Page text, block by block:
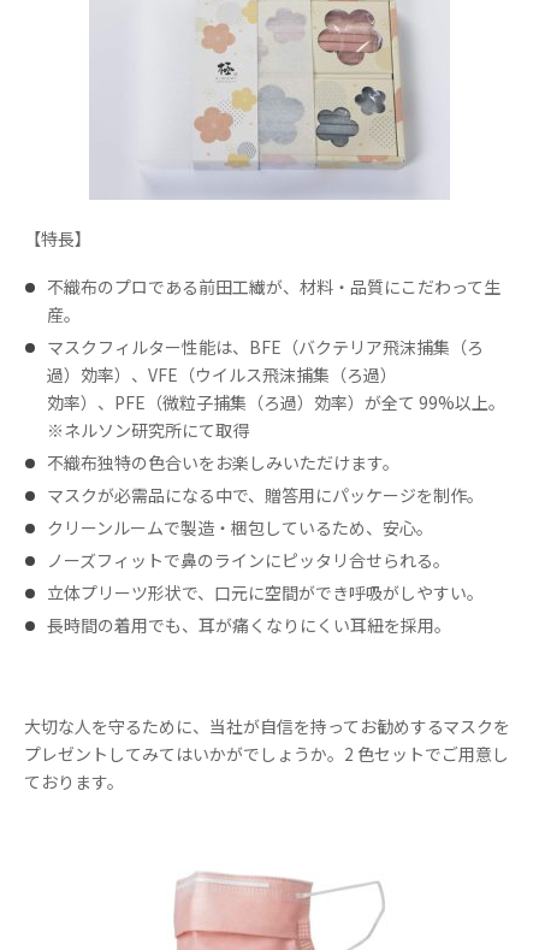
【特長】
不織布のプロである前田工繊が、材料・品質にこだわって生
産。
マスクフィルター性能は、BFE（バクテリア飛沫捕集（ろ
過）効率）、VFE（ウイルス飛沫捕集（ろ過）
効率）、PFE（微粒子捕集（ろ過）効率）が全て 99%以上。
※ネルソン研究所にて取得
不織布独特の色合いをお楽しみいただけます。
マスクが必需品になる中で、贈答用にパッケージを制作。
クリーンルームで製造・梱包しているため、安心。
ノーズフィットで鼻のラインにピッタリ合せられる。
立体プリーツ形状で、口元に空間ができ呼吸がしやすい。
長時間の着用でも、耳が痛くなりにくい耳紐を採用。
大切な人を守るために、当社が自信を持ってお勧めするマスクを
プレゼントしてみてはいかがでしょうか。2 色セットでご用意し
ております。